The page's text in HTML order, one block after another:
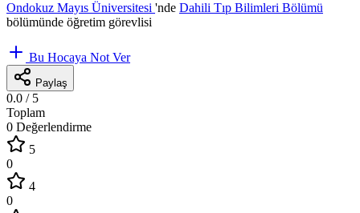
Ondokuz Mayıs Üniversitesi 'nde Dahili Tıp Bilimleri Bölümü
bölümünde öğretim görevlisi
Bu Hocaya Not Ver
Paylaş
0.0 / 5
Toplam
0 Değerlendirme
5
0
4
0